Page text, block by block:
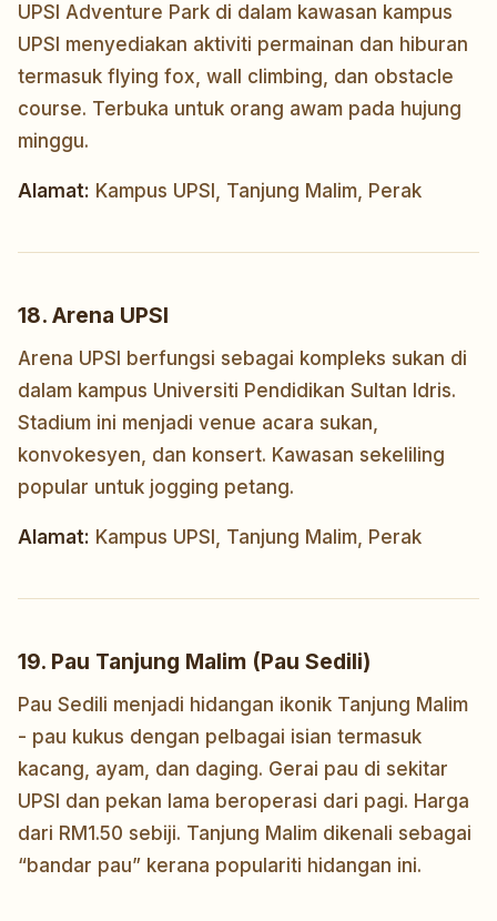
UPSI Adventure Park di dalam kawasan kampus
UPSI menyediakan aktiviti permainan dan hiburan
termasuk flying fox, wall climbing, dan obstacle
course. Terbuka untuk orang awam pada hujung
minggu.
Alamat: Kampus UPSI, Tanjung Malim, Perak
18. Arena UPSI
Arena UPSI berfungsi sebagai kompleks sukan di
dalam kampus Universiti Pendidikan Sultan Idris.
Stadium ini menjadi venue acara sukan,
konvokesyen, dan konsert. Kawasan sekeliling
popular untuk jogging petang.
Alamat: Kampus UPSI, Tanjung Malim, Perak
19. Pau Tanjung Malim (Pau Sedili)
Pau Sedili menjadi hidangan ikonik Tanjung Malim
- pau kukus dengan pelbagai isian termasuk
kacang, ayam, dan daging. Gerai pau di sekitar
UPSI dan pekan lama beroperasi dari pagi. Harga
dari RM1.50 sebiji. Tanjung Malim dikenali sebagai
“bandar pau” kerana populariti hidangan ini.